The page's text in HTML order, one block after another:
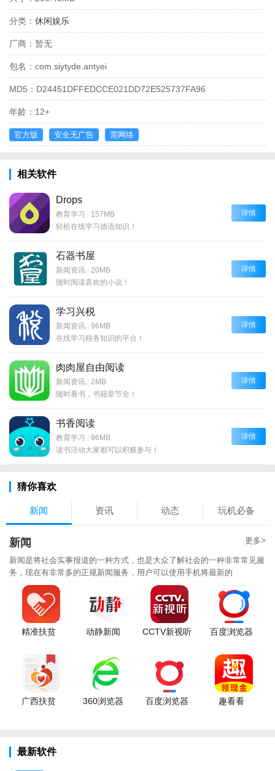
分类： 休闲娱乐
厂商： 暂无
包名： com.siytyde.antyei
MD5： D24451DFFEDCCE021DD72E525737FA96
年龄： 12+
官方版 安全无广告 需网络
相关软件
Drops
教育学习 | 157MB
轻松在线学习德语知识！
详情
石器书屋
新闻资讯 | 20MB
随时阅读喜欢的小说！
详情
学习兴税
新闻资讯 | 96MB
在线学习税务知识的平台！
详情
肉肉屋自由阅读
新闻资讯 | 2MB
随时看书，书籍章节全！
详情
书香阅读
教育学习 | 96MB
读书活动大家都可以积极参与！
详情
猜你喜欢
新闻 资讯 动态 玩机必备
新闻 更多>
新闻是将社会实事报道的一种方式，也是大众了解社会的一种非常常见服
务，现在有非常多的正规新闻服务，用户可以使用手机将最新的
精准扶贫 动静新闻 CCTV新视听 百度浏览器
广西扶贫 360浏览器 百度浏览器 趣看看
最新软件